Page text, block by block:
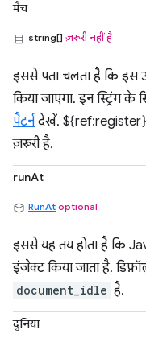
मैच
string[]ज़रूरी नहीं है
इससे पता चलता है कि इस
किया जाएगा. इन स्ट्रिंग
पैटर्नदेखें. ${ref:register} के
ज़रूरी है.
runAt
RunAt optional
इससे यह तय होता है कि
इंजेक्ट किया जाता है.
document_idle है.
दुनिया